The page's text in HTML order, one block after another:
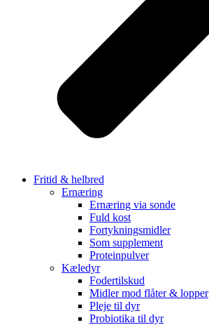
Fritid & helbred
Ernæring
Ernæring via sonde
Fuld kost
Fortykningsmidler
Som supplement
Proteinpulver
Kæledyr
Fodertilskud
Midler mod flåter & lopper
Pleje til dyr
Probiotika til dyr